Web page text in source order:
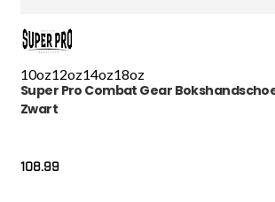
10oz12oz14oz18oz
Super Pro Combat Gear
Zwart
108.99